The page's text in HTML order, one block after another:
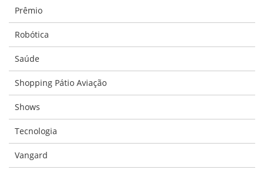
Prêmio
Robótica
Saúde
Shopping Pátio Aviação
Shows
Tecnologia
Vangard